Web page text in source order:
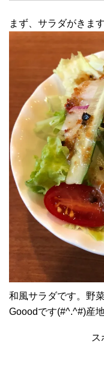
まず、サラダがきます
和風サラダです。野
Gooodです(#^.^#)産
ス